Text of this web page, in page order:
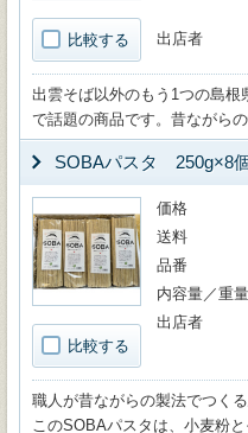
比較する
出店者
出雲そば以外のもう1つの島
で話題の商品です。昔ながら
SOBAパスタ 250g×8
比較する
価格
送料
品番
内容量／重量
出店者
職人が昔ながらの製法でつく
このSOBAパスタは、小麦粉